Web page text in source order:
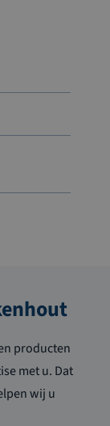
producten
met u. Dat
wij u